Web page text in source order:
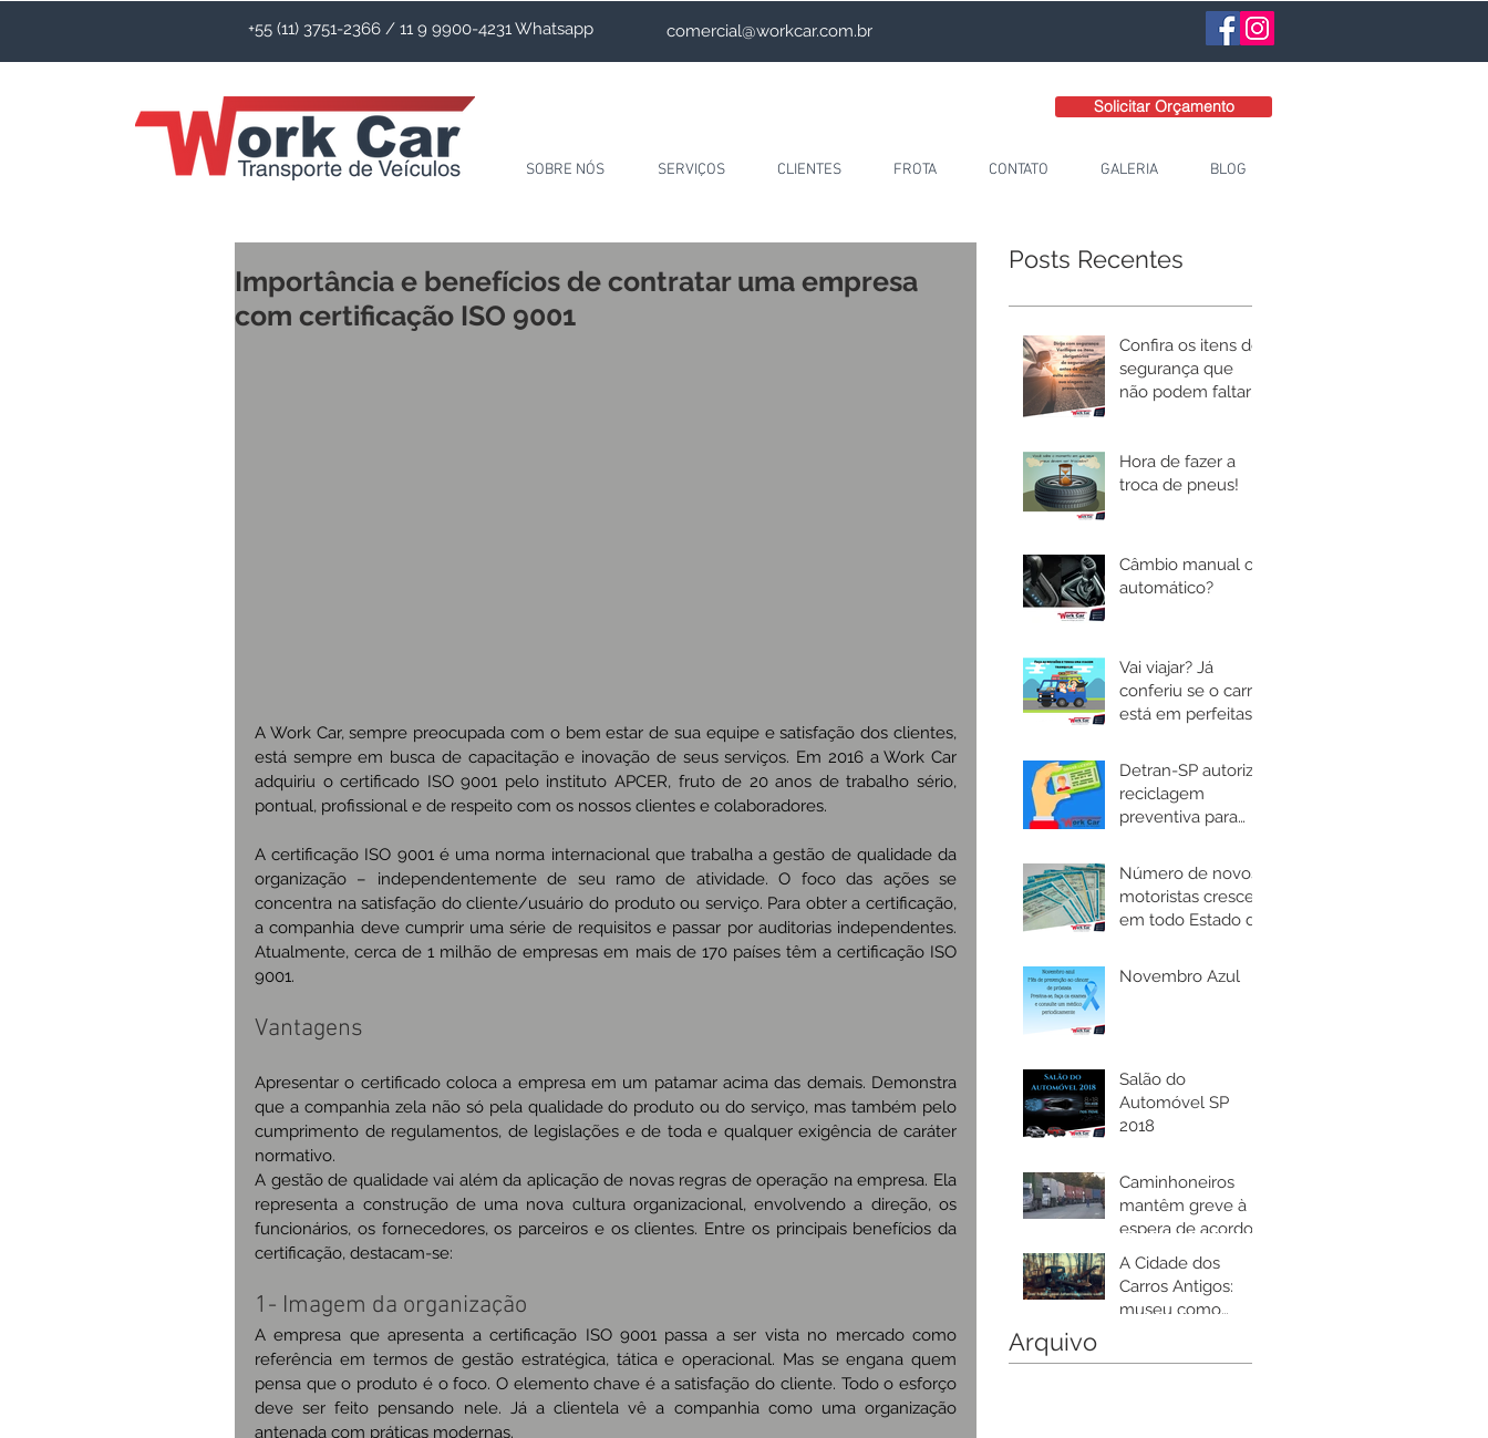
+55 (11) 3751-2366 / 11 9 9900-4231 Whatsapp comercial@workcar.com.br
SOBRE NÓS SERVIÇOS CLIENTES FROTA CONTATO GALERIA BLOG
Solicitar Orçamento
Importância e benefícios de contratar uma empresa
com certificação ISO 9001
A Work Car, sempre preocupada com o bem estar de sua equipe e satisfação dos clientes,
está sempre em busca de capacitação e inovação de seus serviços. Em 2016 a Work Car
adquiriu o certificado ISO 9001 pelo instituto APCER, fruto de 20 anos de trabalho sério,
pontual, profissional e de respeito com os nossos clientes e colaboradores.
A certificação ISO 9001 é uma norma internacional que trabalha a gestão de qualidade da
organização – independentemente de seu ramo de atividade. O foco das ações se
concentra na satisfação do cliente/usuário do produto ou serviço. Para obter a certificação,
a companhia deve cumprir uma série de requisitos e passar por auditorias independentes.
Atualmente, cerca de 1 milhão de empresas em mais de 170 países têm a certificação ISO
9001.
Vantagens
Apresentar o certificado coloca a empresa em um patamar acima das demais. Demonstra
que a companhia zela não só pela qualidade do produto ou do serviço, mas também pelo
cumprimento de regulamentos, de legislações e de toda e qualquer exigência de caráter
normativo.
A gestão de qualidade vai além da aplicação de novas regras de operação na empresa. Ela
representa a construção de uma nova cultura organizacional, envolvendo a direção, os
funcionários, os fornecedores, os parceiros e os clientes. Entre os principais benefícios da
certificação, destacam-se:
1- Imagem da organização
A empresa que apresenta a certificação ISO 9001 passa a ser vista no mercado como
referência em termos de gestão estratégica, tática e operacional. Mas se engana quem
pensa que o produto é o foco. O elemento chave é a satisfação do cliente. Todo o esforço
deve ser feito pensando nele. Já a clientela vê a companhia como uma organização
antenada com práticas modernas.
Posts Recentes
Confira os itens de
segurança que
não podem faltar
Hora de fazer a
troca de pneus!
Câmbio manual ou
automático?
Vai viajar? Já
conferiu se o carro
está em perfeitas
Detran-SP autoriza
reciclagem
preventiva para
categorias C, D e E
Número de novos
motoristas cresce
em todo Estado de
regras são
implantadas.
Novembro Azul
Salão do
Automóvel SP
2018
Caminhoneiros
mantêm greve à
espera de acordo
sobre diesel
A Cidade dos
Carros Antigos:
museu como
Arquivo